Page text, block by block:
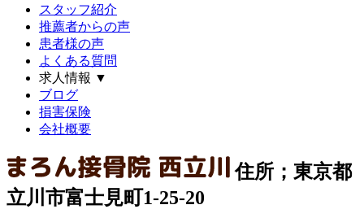
スタッフ紹介
推薦者からの声
患者様の声
よくある質問
求人情報 ▼
ブログ
損害保険
会社概要
住所；東京都
立川市富士見町1-25-20